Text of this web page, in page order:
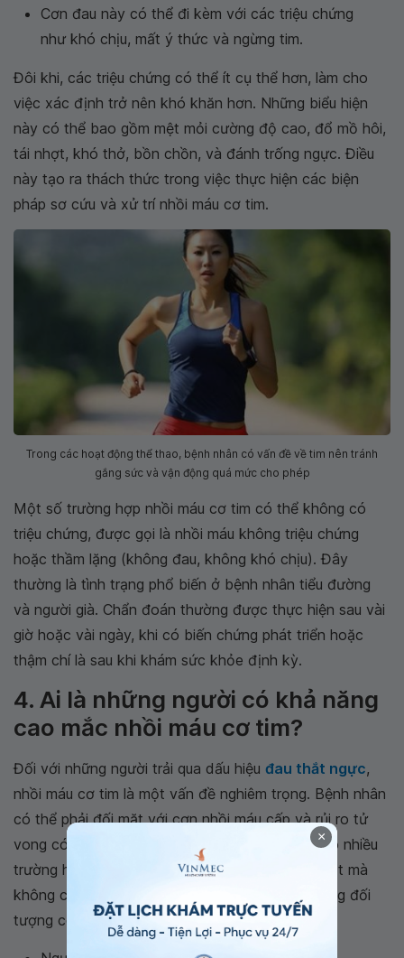
Cơn đau này có thể đi kèm với các triệu chứng
như khó chịu, mất ý thức và ngừng tim.
Đôi khi, các triệu chứng có thể ít cụ thể hơn, làm cho
việc xác định trở nên khó khăn hơn. Những biểu hiện
này có thể bao gồm mệt mỏi cường độ cao, đổ mồ hôi,
tái nhợt, khó thở, bồn chồn, và đánh trống ngực. Điều
này tạo ra thách thức trong việc thực hiện các biện
pháp sơ cứu và xử trí nhồi máu cơ tim.
Trong các hoạt động thể thao, bệnh nhân có vấn đề về tim nên tránh
gắng sức và vận động quá mức cho phép
Một số trường hợp nhồi máu cơ tim có thể không có
triệu chứng, được gọi là nhồi máu không triệu chứng
hoặc thầm lặng (không đau, không khó chịu). Đây
thường là tình trạng phổ biến ở bệnh nhân tiểu đường
và người già. Chẩn đoán thường được thực hiện sau vài
giờ hoặc vài ngày, khi có biến chứng phát triển hoặc
thậm chí là sau khi khám sức khỏe định kỳ.
4. Ai là những người có khả năng
cao mắc nhồi máu cơ tim?
Đối với những người trải qua dấu hiệu đau thắt ngực,
nhồi máu cơ tim là một vấn đề nghiêm trọng. Bệnh nhân
có thể phải đối mặt với cơn nhồi máu cấp và rủi ro tử
vong có thể xảy ra bất cứ lúc nào. Tuy nhiên, có nhiều
trường hợp cơn đau thắt ngực xuất hiện đột ngột mà
không có dấu hiệu báo trước, đặc biệt là ở những đối
tượng có nguy cơ cao sau đây:
×